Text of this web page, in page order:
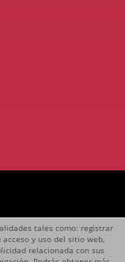
tales como: registrar
y uso del sitio web,
relacionada con sus